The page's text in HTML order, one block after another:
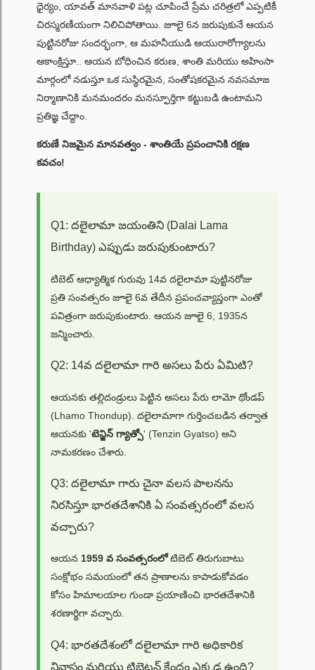
ధైర్యం, యావత్ మానవాళి పట్ల చూపించే ప్రేమ చరిత్రలో ఎప్పటికీ
చిరస్మరణీయంగా నిలిచిపోతాయి. జూలై 6న జరుపుకునే ఆయన
పుట్టినరోజు సందర్భంగా, ఆ మహనీయుడి ఆయురారోగ్యాలను
ఆకాంక్షిస్తూ.. ఆయన బోధించిన కరుణ, శాంతి మరియు అహింసా
మార్గంలో నడుస్తూ ఒక సుస్థిరమైన, సంతోషకరమైన నవసమాజ
నిర్మాణానికి మనమందరం మనస్ఫూర్తిగా కట్టుబడి ఉంటామని
ప్రతిజ్ఞ చేద్దాం.
కరుణే నిజమైన మానవత్వం - శాంతియే ప్రపంచానికి రక్షణ
కవచం!
Q1: దలైలామా జయంతిని (Dalai Lama
Birthday) ఎప్పుడు జరుపుకుంటారు?
టిబెట్ ఆధ్యాత్మిక గురువు 14వ దలైలామా పుట్టినరోజు
ప్రతి సంవత్సరం జూలై 6వ తేదీన ప్రపంచవ్యాప్తంగా ఎంతో
పవిత్రంగా జరుపుకుంటారు. ఆయన జూలై 6, 1935న
జన్మించారు.
Q2: 14వ దలైలామా గారి అసలు పేరు ఏమిటి?
ఆయనకు తల్లిదండ్రులు పెట్టిన అసలు పేరు లామో థోండప్
(Lhamo Thondup). దలైలామాగా గుర్తించబడిన తర్వాత
ఆయనకు 'టెన్జిన్ గ్యాత్సో' (Tenzin Gyatso) అని
నామకరణం చేశారు.
Q3: దలైలామా గారు చైనా వలస పాలనను
నిరసిస్తూ భారతదేశానికి ఏ సంవత్సరంలో వలస
వచ్చారు?
ఆయన 1959 వ సంవత్సరంలోటిబెట్ తిరుగుబాటు
సంక్షోభం సమయంలో తన ప్రాణాలను కాపాడుకోవడం
కోసం హిమాలయాల గుండా ప్రయాణించి భారతదేశానికి
శరణార్థిగా వచ్చారు.
Q4: భారతదేశంలో దలైలామా గారి అధికారిక
నివాసం మరియు టిబెటన్ కేంద్రం ఎక్కడ ఉంది?